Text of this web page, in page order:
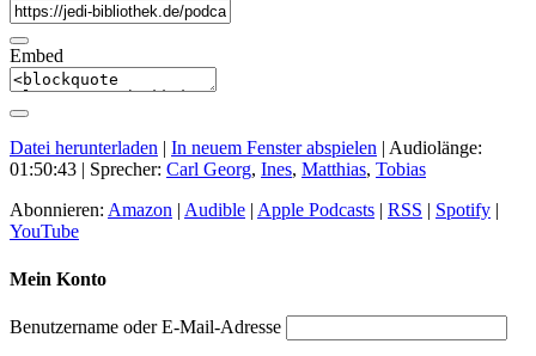
Embed
Datei herunterladen | In neuem Fenster abspielen | Audiolänge:
01:50:43 | Sprecher: Carl Georg, Ines, Matthias, Tobias
Abonnieren: Amazon | Audible | Apple Podcasts | RSS | Spotify |
YouTube
Mein Konto
Benutzername oder E-Mail-Adresse